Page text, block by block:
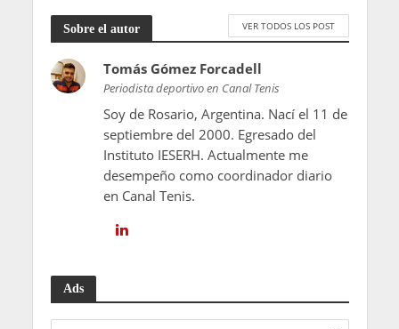
Sobre el autor VER TODOS LOS POST
Tomás Gómez Forcadell
Periodista deportivo en Canal Tenis
Soy de Rosario, Argentina. Nací el 11 de
septiembre del 2000. Egresado del
Instituto IESERH. Actualmente me
desempeño como coordinador diario
en Canal Tenis.
Ads